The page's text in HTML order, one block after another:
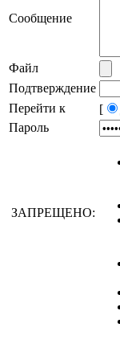
Сообщение
Файл
Подтверждение
Перейти к
[
Пароль
ЗАПРЕЩЕНО: